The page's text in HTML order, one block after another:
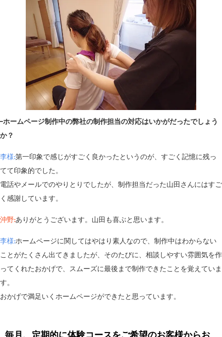
−ホームページ制作中の弊社の制作担当の対応はいかがだったでしょう
か？
李様:第一印象で感じがすごく良かったというのが、すごく記憶に残っ
てて印象的でした。
電話やメールでのやりとりでしたが、制作担当だった山田さんにはすご
く感謝しています。
沖野:ありがとうございます。山田も喜ぶと思います。
李様:ホームページに関してはやはり素人なので、制作中はわからない
ことがたくさん出てきましたが、そのたびに、相談しやすい雰囲気を作
ってくれたおかげで、スムーズに最後まで制作できたことを覚えていま
す。
おかげで満足いくホームページができたと思っています。
毎月、定期的に体験コースをご希望のお客様からお